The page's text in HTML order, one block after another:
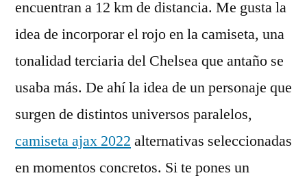
encuentran a 12 km de distancia. Me gusta la
idea de incorporar el rojo en la camiseta, una
tonalidad terciaria del Chelsea que antaño se
usaba más. De ahí la idea de un personaje que
surgen de distintos universos paralelos,
camiseta ajax 2022 alternativas seleccionadas
en momentos concretos. Si te pones un